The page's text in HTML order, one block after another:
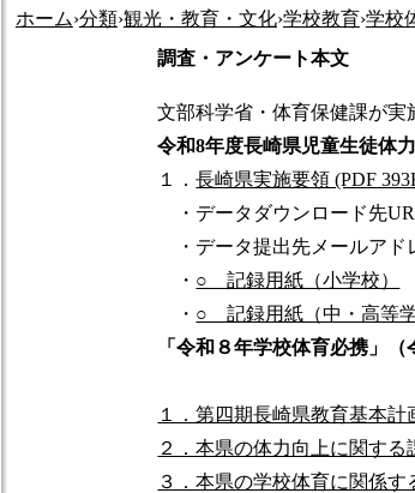
ホーム›分類›観光・教育・文化›学校教育›学校
調査・アンケート本文
文部科学省・体育保健課が実
令和8年度長崎県児童生徒体
１．長崎県実施要領 (PDF
・データダウンロード先
・データ提出先メールア
・ ○ 記録用紙（小学校）
・ ○ 記録用紙（中・高等学
「令和８年学校体育必携」
１．第四期長崎県教育基本計
２．本県の体力向上に関する
３．本県の学校体育に関係す